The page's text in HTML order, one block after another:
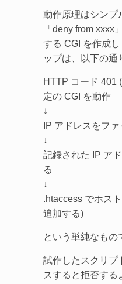
動作原理はシンプ
「deny from xxxx
する CGI を作成
ップは、以下の通
HTTP コード 401
定の CGI を動作
↓
IP アドレスをフ
↓
記録された IP ア
る
↓
.htaccess でホス
追加する)
という単純なもの
試作したスクリプ
スすると拒否する